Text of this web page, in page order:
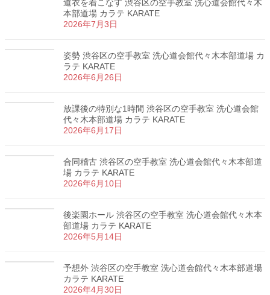
道衣を着こなす 渋谷区の空手教室 洗心道会館代々木
本部道場 カラテ KARATE
2026年7月3日
姿勢 渋谷区の空手教室 洗心道会館代々木本部道場 カ
ラテ KARATE
2026年6月26日
放課後の特別な1時間 渋谷区の空手教室 洗心道会館
代々木本部道場 カラテ KARATE
2026年6月17日
合同稽古 渋谷区の空手教室 洗心道会館代々木本部道
場 カラテ KARATE
2026年6月10日
後楽園ホール 渋谷区の空手教室 洗心道会館代々木本
部道場 カラテ KARATE
2026年5月14日
予想外 渋谷区の空手教室 洗心道会館代々木本部道場
カラテ KARATE
2026年4月30日